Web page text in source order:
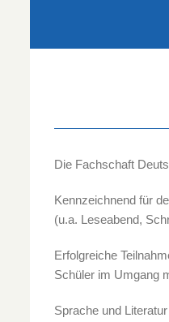
Die Fachschaft
Kennzeichnend für
(u.a. Leseabend,
Erfolgreiche
Schüler im Umgang
Sprache und